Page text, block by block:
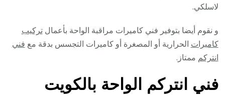
لاسلكي.
و نقوم أيضا بتوفير فني كاميرات مراقبة الواحة بأعمالتركيب
كاميرات الحرارية أو المصغرة أو كاميرات التجسس بدقة مع فني
انتركم ممتاز.
فني انتركم الواحة بالكويت